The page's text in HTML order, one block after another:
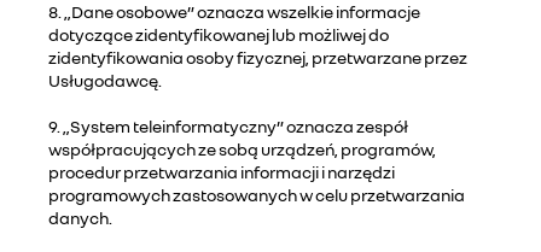
8. „Dane osobowe” oznacza wszelkie informacje
dotyczące zidentyfikowanej lub możliwej do
zidentyfikowania osoby fizycznej, przetwarzane przez
Usługodawcę.
9. „System teleinformatyczny” oznacza zespół
współpracujących ze sobą urządzeń, programów,
procedur przetwarzania informacji i narzędzi
programowych zastosowanych w celu przetwarzania
danych.